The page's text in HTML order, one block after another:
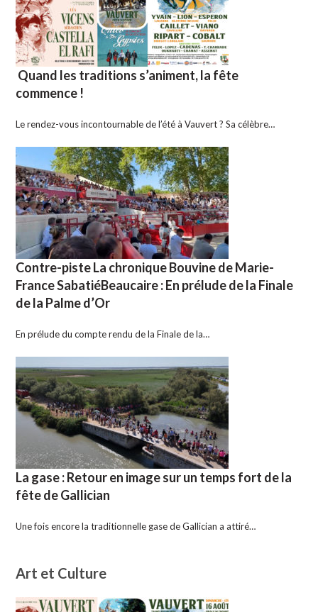
Quand les traditions s’animent, la fête
commence !
Le rendez-vous incontournable de l’été à Vauvert ? Sa célèbre…
Contre-piste La chronique Bouvine de Marie-
France SabatiéBeaucaire : En prélude de la Finale
de la Palme d’Or
En prélude du compte rendu de la Finale de la…
La gase : Retour en image sur un temps fort de la
fête de Gallician
Une fois encore la traditionnelle gase de Gallician a attiré…
Art et Culture